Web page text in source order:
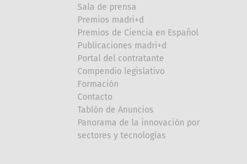
Sala de prensa
Premios madri+d
Premios de Ciencia en Español
Publicaciones madri+d
Portal del contratante
Compendio legislativo
Formación
Contacto
Tablón de Anuncios
Panorama de la innovación por
sectores y tecnologías